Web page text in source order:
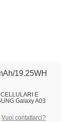
19.25WH
E
Galaxy A03
Vuoi contattarci?